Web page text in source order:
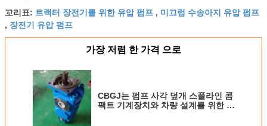
꼬리표: 트랙터 장전기를 위한 유압 펌프 , 미끄럼 수송아지 유압 펌프
, 장전기 유압 펌프
가장 저렴 한 가격 으로
CBGJ는 펌프 사각 덮개 스플라인 콤
팩트 기계장치와 차량 설계를 위한 본